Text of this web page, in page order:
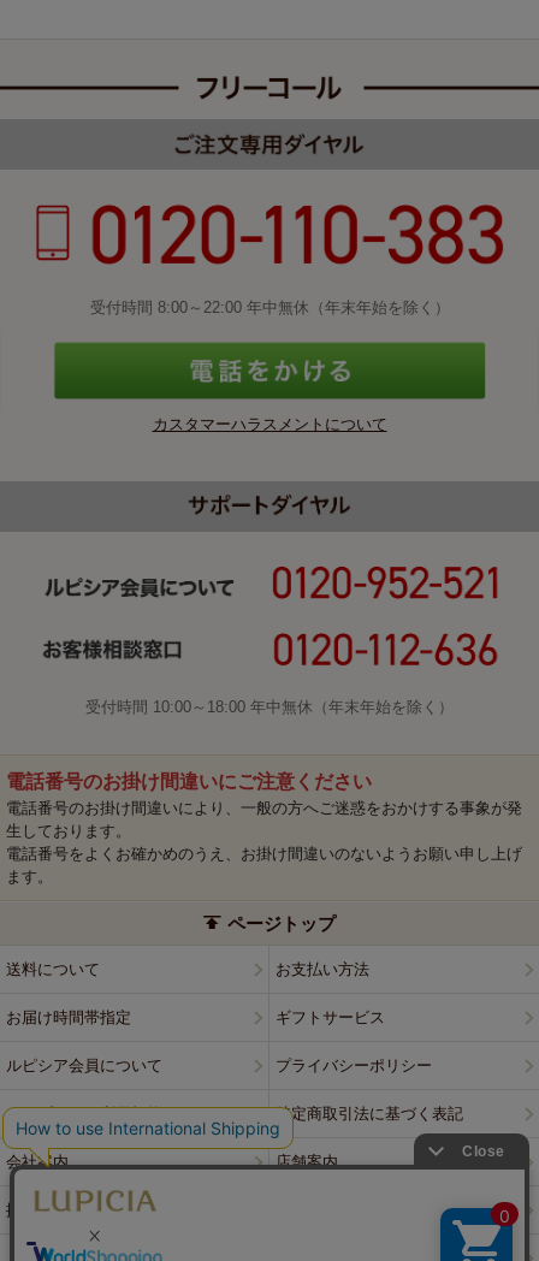
受付時間 8:00～22:00 年中無休（年末年始を除く）
カスタマーハラスメントについて
受付時間 10:00～18:00 年中無休（年末年始を除く）
電話番号のお掛け間違いにご注意ください
電話番号のお掛け間違いにより、一般の方へご迷惑をおかけする事象が発
生しております。
電話番号をよくお確かめのうえ、お掛け間違いのないようお願い申し上げ
ます。
ページトップ
送料について お支払い方法
お届け時間帯指定 ギフトサービス
ルピシア会員について プライバシーポリシー
ウェブサイト利用規約 特定商取引法に基づく表記
会社案内 店舗案内
採用情報